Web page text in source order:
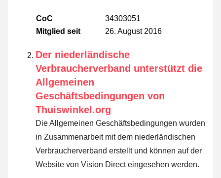
CoC
34303051
Mitglied seit
26. August 2016
Der niederländische
Verbraucherverband unterstützt die
Allgemeinen
Geschäftsbedingungen von
Thuiswinkel.org
Die Allgemeinen Geschäftsbedingungen wurden
in Zusammenarbeit mit dem niederländischen
Verbraucherverband erstellt und können auf der
Website von Vision Direct eingesehen werden.